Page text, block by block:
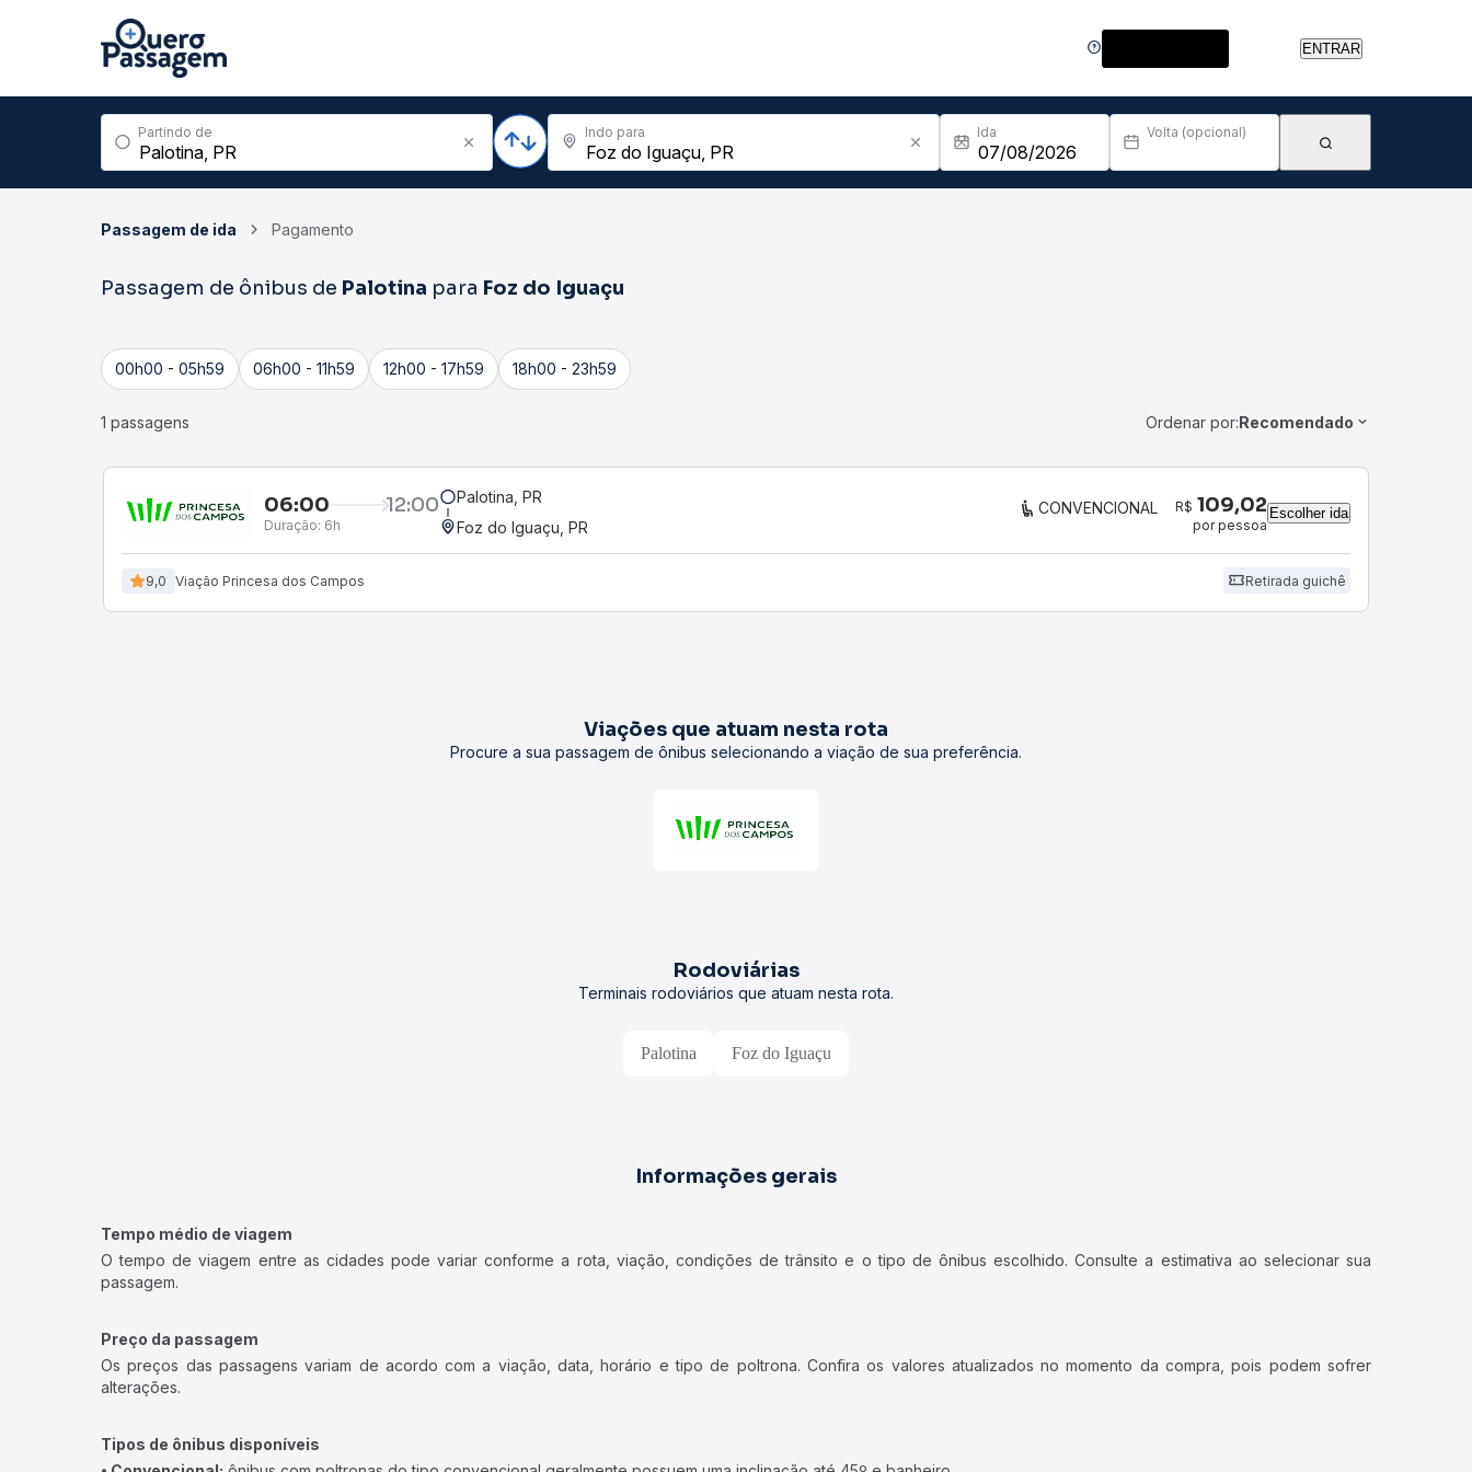
ENTRAR
Partindo de Indo para Ida Volta (opcional)
Passagem de ida Pagamento
Passagem de ônibus de Palotina para Foz do Iguaçu
00h00 - 05h59 06h00 - 11h59 12h00 - 17h59 18h00 - 23h59
1 passagens Ordenar por:Recomendado
06:00 12:00
Duração: 6h
Palotina, PR
Foz do Iguaçu, PR
CONVENCIONAL R$ 109,02
por pessoa
Escolher ida
9,0 Viação Princesa dos Campos Retirada guichê
Viações que atuam nesta rota
Procure a sua passagem de ônibus selecionando a viação de sua preferência.
Rodoviárias
Terminais rodoviários que atuam nesta rota.
Palotina Foz do Iguaçu
Informações gerais
Tempo médio de viagem
O tempo de viagem entre as cidades pode variar conforme a rota, viação, condições de trânsito e o tipo de ônibus escolhido. Consulte a estimativa ao selecionar sua
passagem.
Preço da passagem
Os preços das passagens variam de acordo com a viação, data, horário e tipo de poltrona. Confira os valores atualizados no momento da compra, pois podem sofrer
alterações.
Tipos de ônibus disponíveis